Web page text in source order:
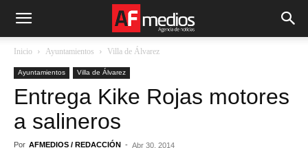
Inicio Ayuntamientos Villa de Álvarez
Ayuntamientos Villa de Álvarez
Entrega Kike Rojas motores
a salineros
Por AFMEDIOS / REDACCIÓN - Abr 30, 2014